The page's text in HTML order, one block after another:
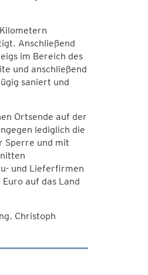
Anschließend
im Bereich des
und anschließend
saniert und
Ortsende auf der
lediglich die
Sperre und mit
und Lieferfirmen
auf das Land
Christoph